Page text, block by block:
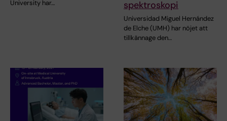
University har…
spektroskopi
Universidad Miguel Hernández
de Elche (UMH) har nöjet att
tillkännage den…